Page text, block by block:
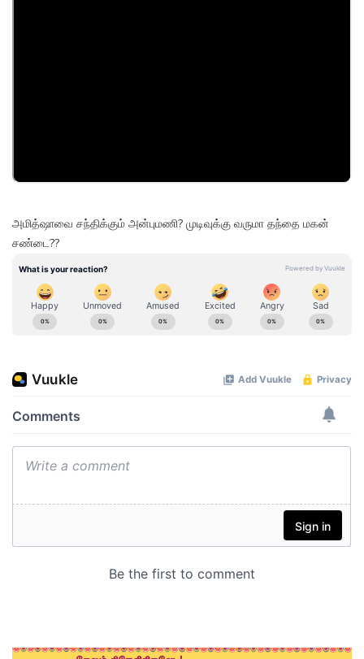
அமித்ஷாவை சந்திக்கும் அன்புமணி? முடிவுக்கு வருமா தந்தை மகன்
சண்டை??